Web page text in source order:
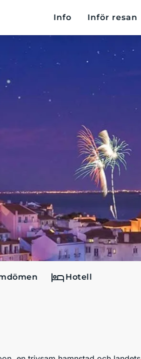
Info Inför resan
Hotell